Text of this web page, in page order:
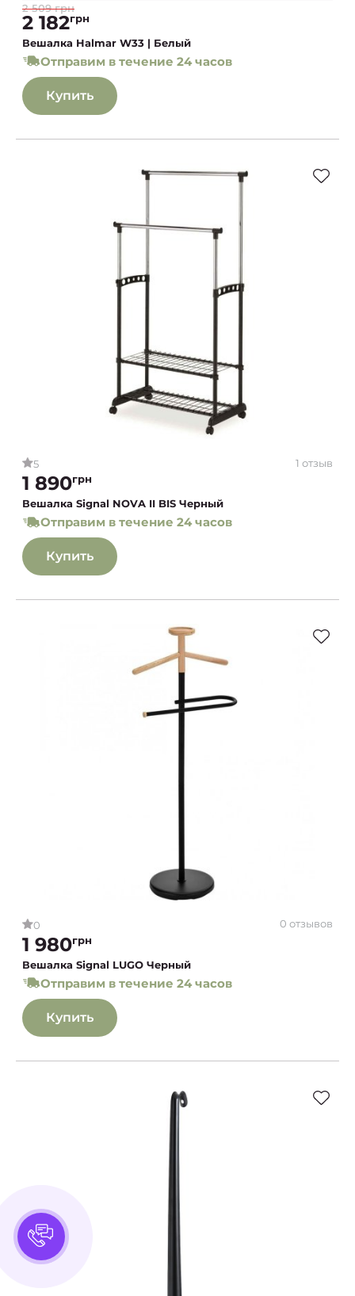
2 509 грн
2 182грн
Вешалка Halmar W33 | Белый
Отправим в течение 24 часов
Купить
5 1 отзыв
1 890грн
Вешалка Signal NOVA II BIS Черный
Отправим в течение 24 часов
Купить
0 0 отзывов
1 980грн
Вешалка Signal LUGO Черный
Отправим в течение 24 часов
Купить